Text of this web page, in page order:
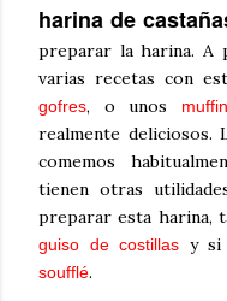
harina de
preparar la harina. A
varias recetas con
gofres, o unos
realmente deliciosos.
comemos
tienen otras
preparar esta harina,
guiso de costillas y si
soufflé.